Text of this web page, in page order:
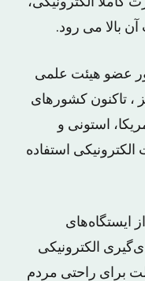
بالا می رود.
عضو هیئت علمی
، تاکنون کشورهای
استونی و
استفاده
۲۰۰۴، آمریکا از ایستگاه‌های
الکترونیکی
برای راحتی مردم